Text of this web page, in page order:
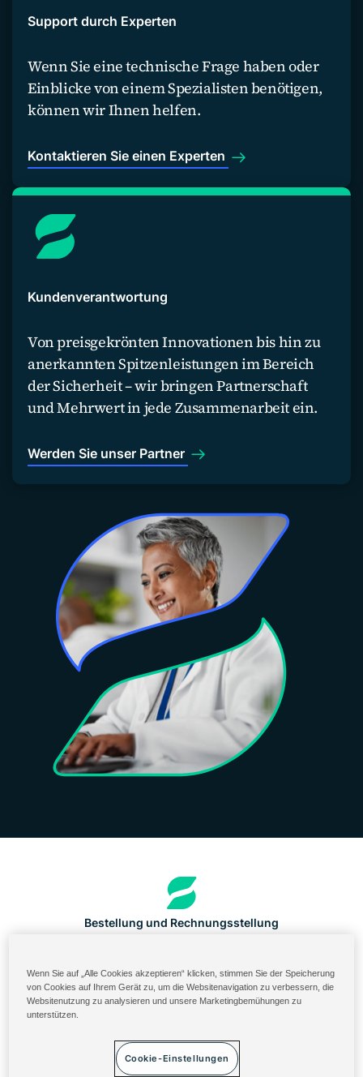
Support durch Experten
Wenn Sie eine technische Frage haben oder
Einblicke von einem Spezialisten benötigen,
können wir Ihnen helfen.
Kontaktieren Sie einen Experten
Kundenverantwortung
Von preisgekrönten Innovationen bis hin zu
anerkannten Spitzenleistungen im Bereich
der Sicherheit – wir bringen Partnerschaft
und Mehrwert in jede Zusammenarbeit ein.
Werden Sie unser Partner
Bestellung und Rechnungsstellung
Solenis Cloud Login
Diversey ServiceNow
Datenschutzerklärung
Wenn Sie auf „Alle Cookies akzeptieren“ klicken, stimmen Sie der Speicherung
von Cookies auf Ihrem Gerät zu, um die Websitenavigation zu verbessern, die
Websitenutzung zu analysieren und unsere Marketingbemühungen zu
unterstützen.
Cookie-Einstellungen